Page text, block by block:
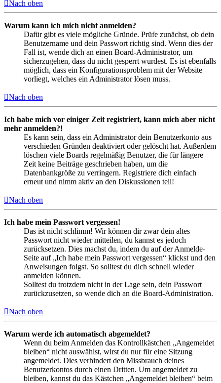
Nach oben
Warum kann ich mich nicht anmelden?
Dafür gibt es viele mögliche Gründe. Prüfe zunächst, ob dein
Benutzername und dein Passwort richtig sind. Wenn dies der
Fall ist, wende dich an einen Board-Administrator, um
sicherzugehen, dass du nicht gesperrt wurdest. Es ist ebenfalls
möglich, dass ein Konfigurationsproblem mit der Website
vorliegt, welches ein Administrator lösen muss.
Nach oben
Ich habe mich vor einiger Zeit registriert, kann mich aber nicht
mehr anmelden?!
Es kann sein, dass ein Administrator dein Benutzerkonto aus
verschieden Gründen deaktiviert oder gelöscht hat. Außerdem
löschen viele Boards regelmäßig Benutzer, die für längere
Zeit keine Beiträge geschrieben haben, um die
Datenbankgröße zu verringern. Registriere dich einfach
erneut und nimm aktiv an den Diskussionen teil!
Nach oben
Ich habe mein Passwort vergessen!
Das ist nicht schlimm! Wir können dir zwar dein altes
Passwort nicht wieder mitteilen, du kannst es jedoch
zurücksetzen. Dies machst du, indem du auf der Anmelde-
Seite auf „Ich habe mein Passwort vergessen“ klickst und den
Anweisungen folgst. So solltest du dich schnell wieder
anmelden können.
Solltest du trotzdem nicht in der Lage sein, dein Passwort
zurückzusetzen, so wende dich an die Board-Administration.
Nach oben
Warum werde ich automatisch abgemeldet?
Wenn du beim Anmelden das Kontrollkästchen „Angemeldet
bleiben“ nicht auswählst, wirst du nur für eine Sitzung
angemeldet. Dies verhindert den Missbrauch deines
Benutzerkontos durch einen Dritten. Um angemeldet zu
bleiben, kannst du das Kästchen „Angemeldet bleiben“ beim